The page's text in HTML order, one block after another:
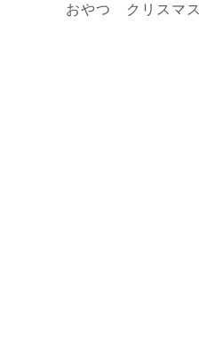
おやつ クリスマス